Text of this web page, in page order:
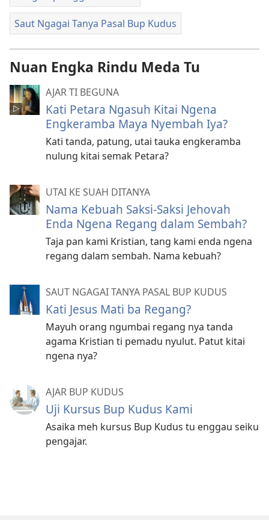
Saut Ngagai Tanya Pasal Bup Kudus
Nuan Engka Rindu Meda Tu
AJAR TI BEGUNA
Kati Petara Ngasuh Kitai Ngena
Engkeramba Maya Nyembah Iya?
Kati tanda, patung, utai tauka engkeramba
nulung kitai semak Petara?
UTAI KE SUAH DITANYA
Nama Kebuah Saksi-Saksi Jehovah
Enda Ngena Regang dalam Sembah?
Taja pan kami Kristian, tang kami enda ngena
regang dalam sembah. Nama kebuah?
SAUT NGAGAI TANYA PASAL BUP KUDUS
Kati Jesus Mati ba Regang?
Mayuh orang ngumbai regang nya tanda
agama Kristian ti pemadu nyulut. Patut kitai
ngena nya?
AJAR BUP KUDUS
Uji Kursus Bup Kudus Kami
Asaika meh kursus Bup Kudus tu enggau seiku
pengajar.